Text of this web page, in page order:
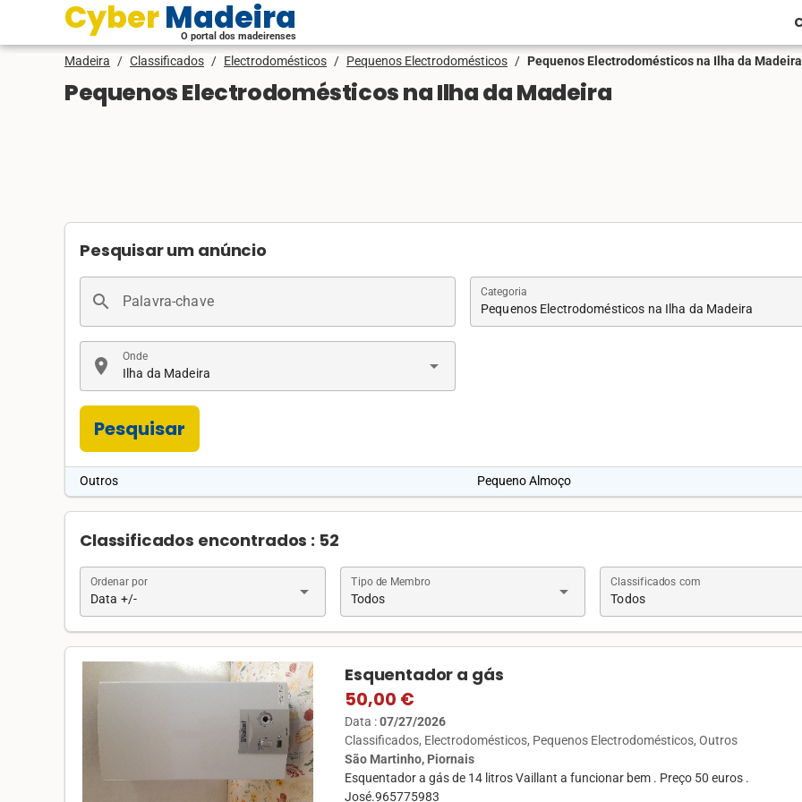
Cyber Madeira
O portal dos madeirenses
Madeira / Classificados / Electrodomésticos / Pequenos Electrodomésticos / Pequenos Electrodomésticos na Ilha da Madeira
Pequenos Electrodomésticos na Ilha da Madeira
Pesquisar um anúncio
search Palavra-chave Pequenos Electrodomésticos na Ilha da Madeira
Categoria
location_on Ilha da Madeira
Onde arrow_drop_down
Pesquisar
Outros Pequeno Almoço
Classificados encontrados : 52
Data +/-
Ordenar por arrow_drop_down Todos
Tipo de Membro arrow_drop_down Todos
Classificados com
Esquentador a gás
50,00 €
Data :07/27/2026
Classificados Electrodomésticos Pequenos Electrodomésticos Outros
São Martinho, Piornais
Esquentador a gás de 14 litros Vaillant a funcionar bem . Preço 50 euros .
José.965775983